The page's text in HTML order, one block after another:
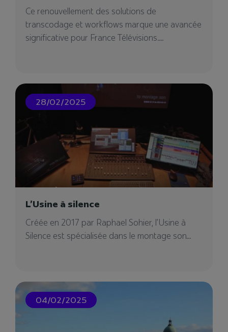
Ce renouvellement des solutions de
transcodage et workflows marque une avancée
significative pour France Télévisions....
28/02/2025
L’Usine à silence
Créée en 2017 par Raphael Sohier, l’Usine à
Silence est spécialisée dans le montage son...
04/02/2025
Musée de Tahiti
Videlio créer des espaces modernes et équipés
Tahiti